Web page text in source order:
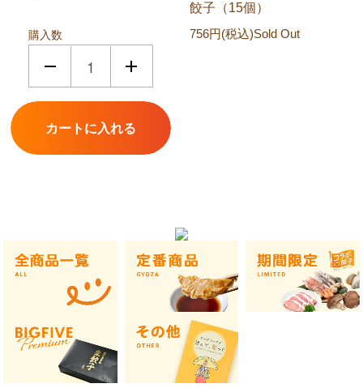
購入数
餃子（15個）
756円(税込)Sold Out